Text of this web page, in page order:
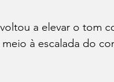
a elevar o tom
meio à escalada do